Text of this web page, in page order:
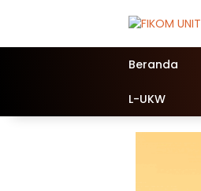
Beranda
L-UKW